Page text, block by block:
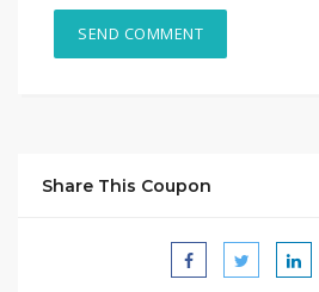
Share This Coupon